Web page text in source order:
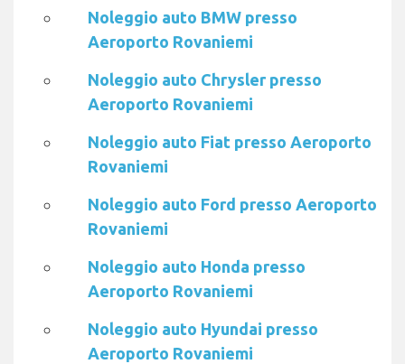
Noleggio auto BMW presso
Aeroporto Rovaniemi
Noleggio auto Chrysler presso
Aeroporto Rovaniemi
Noleggio auto Fiat presso Aeroporto
Rovaniemi
Noleggio auto Ford presso Aeroporto
Rovaniemi
Noleggio auto Honda presso
Aeroporto Rovaniemi
Noleggio auto Hyundai presso
Aeroporto Rovaniemi